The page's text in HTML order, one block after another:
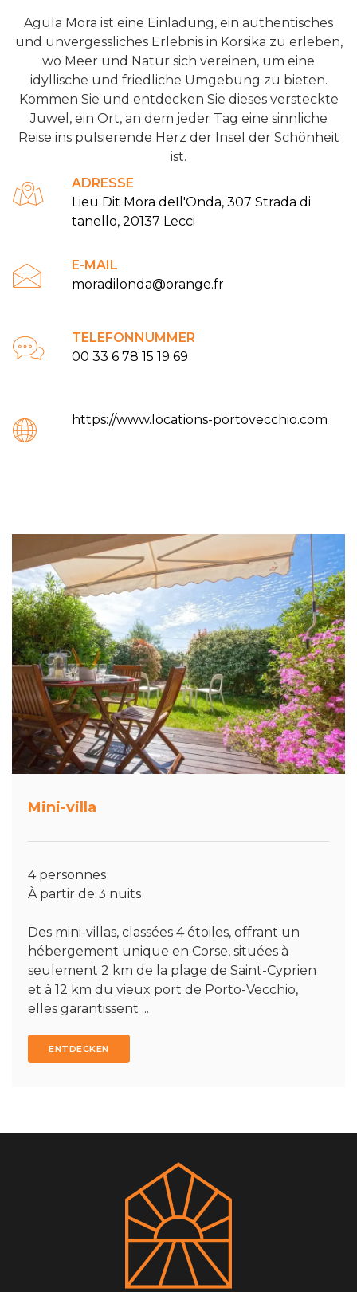
Agula Mora ist eine Einladung, ein authentisches
und unvergessliches Erlebnis in Korsika zu erleben,
wo Meer und Natur sich vereinen, um eine
idyllische und friedliche Umgebung zu bieten.
Kommen Sie und entdecken Sie dieses versteckte
Juwel, ein Ort, an dem jeder Tag eine sinnliche
Reise ins pulsierende Herz der Insel der Schönheit
ist.
ADRESSE
Lieu Dit Mora deIl'Onda, 307 Strada di
tanello, 20137 Lecci
E-MAIL
moradilonda@orange.fr
TELEFONNUMMER
00 33 6 78 15 19 69
https://www.locations-portovecchio.com
Mini-villa
4 personnes
À partir de 3 nuits
Des mini-villas, classées 4 étoiles, offrant un
hébergement unique en Corse, situées à
seulement 2 km de la plage de Saint-Cyprien
et à 12 km du vieux port de Porto-Vecchio,
elles garantissent ...
ENTDECKEN